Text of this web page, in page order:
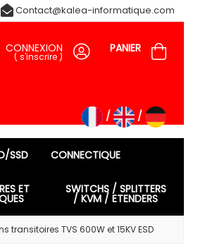
CONNEXION
( s'inscrire )
PANIER
SSD CONNECTIQUE
ET SWITCHS / SPLITTERS
/ KVM / ETENDERS
TVS 600W et 15KV ESD
Contact@kalea-informatique.com